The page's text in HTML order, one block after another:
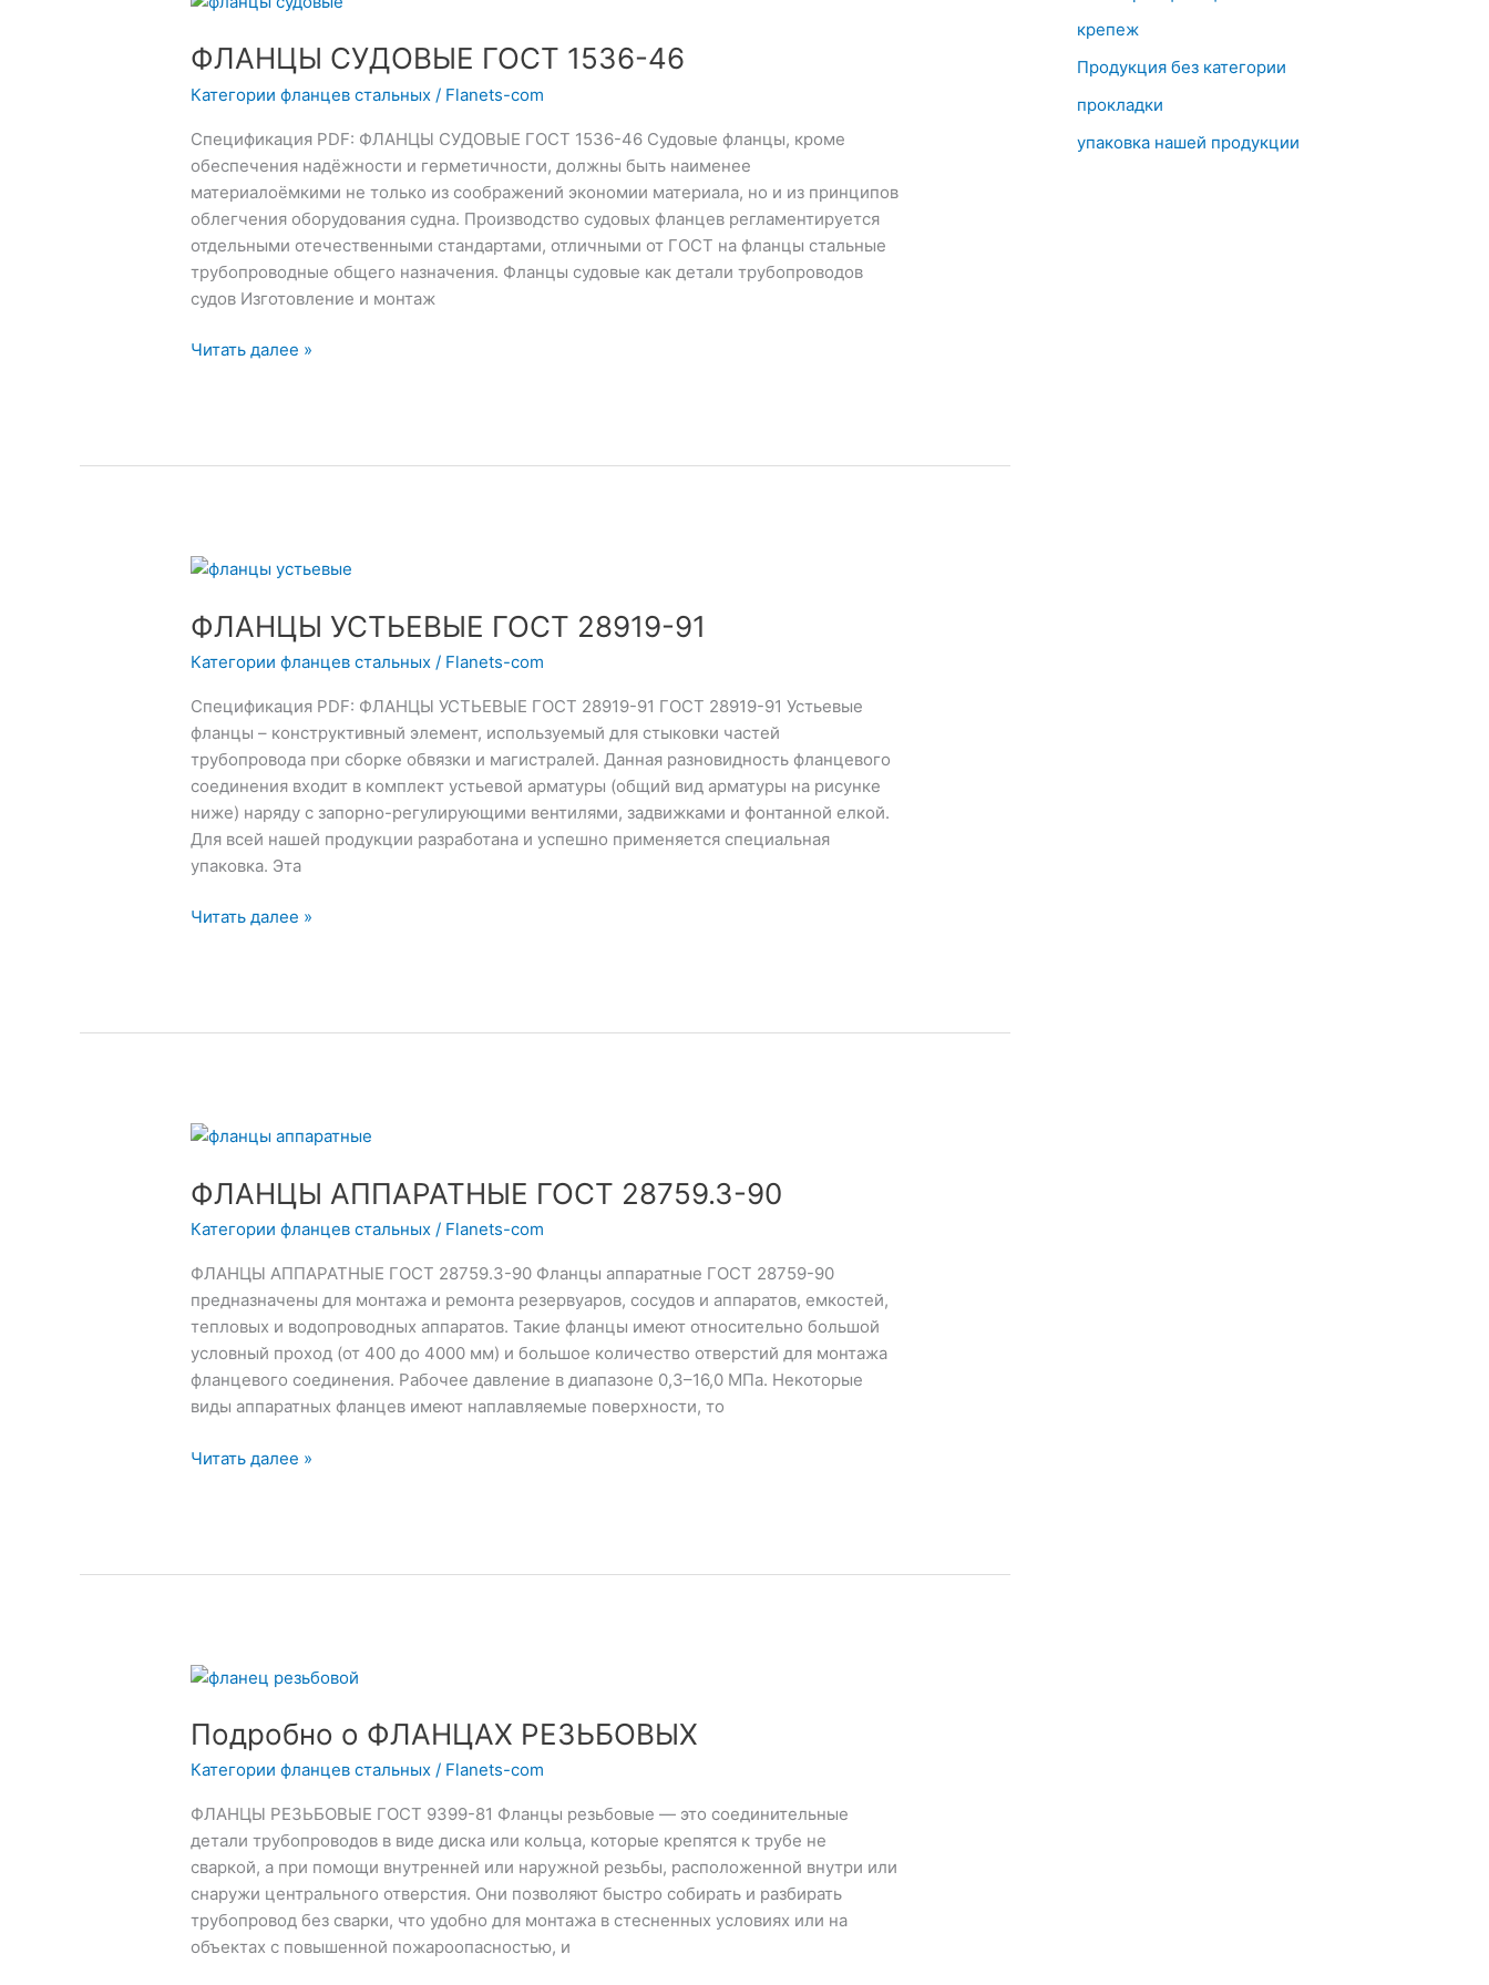
ФЛАНЦЫ СУДОВЫЕ ГОСТ 1536-46
Категории фланцев стальных / Flanets-com
Спецификация PDF: ФЛАНЦЫ СУДОВЫЕ ГОСТ 1536-46 Судовые фланцы, кроме
обеспечения надёжности и герметичности, должны быть наименее
материалоёмкими не только из соображений экономии материала, но и из принципов
облегчения оборудования судна. Производство судовых фланцев регламентируется
отдельными отечественными стандартами, отличными от ГОСТ на фланцы стальные
трубопроводные общего назначения. Фланцы судовые как детали трубопроводов
судов Изготовление и монтаж
ГОСТ
46
Читать далее »
ФЛАНЦЫ УСТЬЕВЫЕ ГОСТ 28919-91
Категории фланцев стальных / Flanets-com
Спецификация PDF: ФЛАНЦЫ УСТЬЕВЫЕ ГОСТ 28919-91 ГОСТ 28919-91 Устьевые
фланцы – конструктивный элемент, используемый для стыковки частей
трубопровода при сборке обвязки и магистралей. Данная разновидность фланцевого
соединения входит в комплект устьевой арматуры (общий вид арматуры на рисунке
ниже) наряду с запорно-регулирующими вентилями, задвижками и фонтанной елкой.
Для всей нашей продукции разработана и успешно применяется специальная
упаковка. Эта
ФЛАНЦЫ
ГОСТ
91
Читать далее »
ФЛАНЦЫ АППАРАТНЫЕ ГОСТ 28759.3-90
Категории фланцев стальных / Flanets-com
ФЛАНЦЫ АППАРАТНЫЕ ГОСТ 28759.3-90 Фланцы аппаратные ГОСТ 28759-90
предназначены для монтажа и ремонта резервуаров, сосудов и аппаратов, емкостей,
тепловых и водопроводных аппаратов. Такие фланцы имеют относительно большой
условный проход (от 400 до 4000 мм) и большое количество отверстий для монтажа
фланцевого соединения. Рабочее давление в диапазоне 0,3–16,0 МПа. Некоторые
виды аппаратных фланцев имеют наплавляемые поверхности, то
ФЛАНЦЫ
ГОСТ
90
Читать далее »
Подробно о ФЛАНЦАХ РЕЗЬБОВЫХ
Категории фланцев стальных / Flanets-com
ФЛАНЦЫ РЕЗЬБОВЫЕ ГОСТ 9399-81 Фланцы резьбовые — это соединительные
детали трубопроводов в виде диска или кольца, которые крепятся к трубе не
сваркой, а при помощи внутренней или наружной резьбы, расположенной внутри или
снаружи центрального отверстия. Они позволяют быстро собирать и разбирать
трубопровод без сварки, что удобно для монтажа в стесненных условиях или на
объектах с повышенной пожароопасностью, и
Подробно
ФЛАНЦАХ
РЕЗЬБОВЫХ
крепеж
Продукция без категории
прокладки
упаковка нашей продукции